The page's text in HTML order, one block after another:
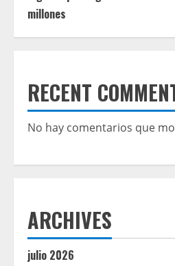
millones
RECENT
No hay comentarios que
ARCHIVES
julio 2026